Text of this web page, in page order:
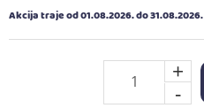
Akcija traje od 01.08.2026. do 31.08.2026.
+
-